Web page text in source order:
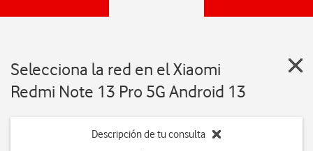
Selecciona la red en el Xiaomi
Redmi Note 13 Pro 5G Android 13
Descripción de tu consulta